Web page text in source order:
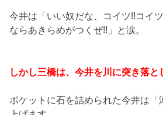
今井は「いい奴だな、コイツ!!コイ
ならあきらめがつくぜ!!」と涙。
しかし三橋は、今井を川に突き落と
ポケットに石を詰められた今井は「